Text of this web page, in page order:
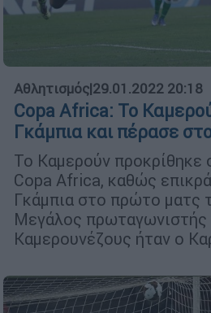
Αθλητισμός|29.01.2022 20:18
Copa Africa: Το
Γκάμπια και πέρασε
Το Καμερούν προκρίθηκε
Copa Africa, καθώς
Γκάμπια στο πρώτο ματς
Μεγάλος πρωταγωνιστής
Καμερουνέζους ήταν ο